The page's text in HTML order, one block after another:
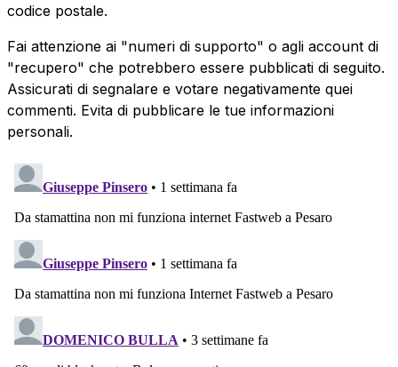
codice postale.
Fai attenzione ai "numeri di supporto" o agli account di
"recupero" che potrebbero essere pubblicati di seguito.
Assicurati di segnalare e votare negativamente quei
commenti. Evita di pubblicare le tue informazioni
personali.